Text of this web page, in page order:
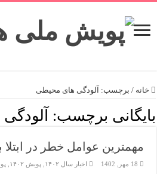
خانه / برچسب: آلودگی های محیطی
بایگانی برچسب:
مهمترین عوامل خطر در
18 مهر, 1402 اخبار سال ۱۴۰۲ پویش ۱۴۰۲